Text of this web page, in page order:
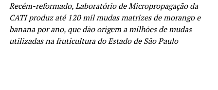
Recém-reformado, Laboratório de Micropropagação da
CATI produz até 120 mil mudas matrizes de morango e
banana por ano, que dão origem a milhões de mudas
utilizadas na fruticultura do Estado de São Paulo